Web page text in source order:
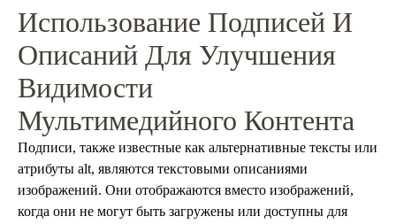
Использование Подписей И
Описаний Для Улучшения
Видимости
Мультимедийного Контента
Подписи, также известные как альтернативные тексты или
атрибуты alt, являются текстовыми описаниями
изображений. Они отображаются вместо изображений,
когда они не могут быть загружены или доступны для